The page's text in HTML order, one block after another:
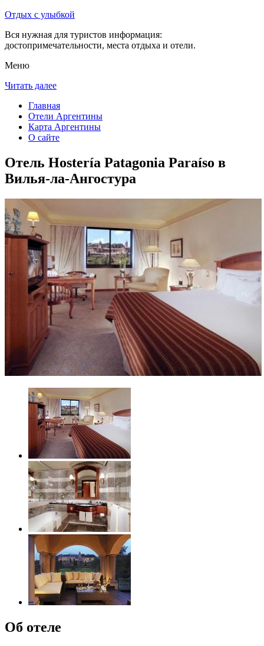
Отдых с улыбкой
Вся нужная для туристов информация:
достопримечательности, места отдыха и отели.
Меню
Читать далее
Главная
Отели Аргентины
Карта Аргентины
О сайте
Отель Hostería Patagonia Paraíso в
Вилья-ла-Ангостура
Об отеле